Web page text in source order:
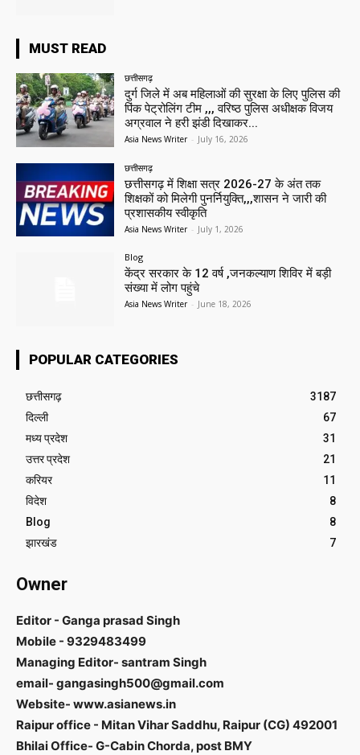
MUST READ
छत्तीसगढ़
दुर्ग जिले में अब महिलाओं की सुरक्षा के लिए पुलिस की
पिंक पेट्रोलिंग टीम ,,, वरिष्ठ पुलिस अधीक्षक विजय
अग्रवाल ने हरी झंडी दिखाकर...
Asia News Writer - July 16, 2026
छत्तीसगढ़
छत्तीसगढ़ में शिक्षा सत्र 2026-27 के अंत तक
शिक्षकों को मिलेगी पुनर्नियुक्ति,,,शासन ने जारी की
प्रशासकीय स्वीकृति
Asia News Writer - July 1, 2026
Blog
केंद्र सरकार के 12 वर्ष ,जनकल्याण शिविर में बड़ी
संख्या में लोग पहुंचे
Asia News Writer - June 18, 2026
POPULAR CATEGORIES
छत्तीसगढ़
3187
दिल्ली
67
मध्य प्रदेश
31
उत्तर प्रदेश
21
करियर
11
विदेश
8
Blog
8
झारखंड
7
Owner
Editor - Ganga prasad Singh
Mobile - 9329483499
Managing Editor- santram Singh
email- gangasingh500@gmail.com
Website- www.asianews.in
Raipur office - Mitan Vihar Saddhu, Raipur (CG) 492001
Bhilai Office- G-Cabin Chorda, post BMY